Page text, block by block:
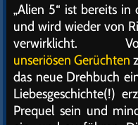
„Alien 5“ ist bereits in
und wird wieder von
verwirklicht.
unseriösen Gerüchten
das neue Drehbuch
Liebesgeschichte(!)
Prequel sein und